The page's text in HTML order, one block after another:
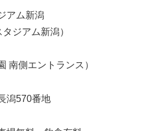
アム新潟
ジアム新潟）
南側エントランス）
潟570番地